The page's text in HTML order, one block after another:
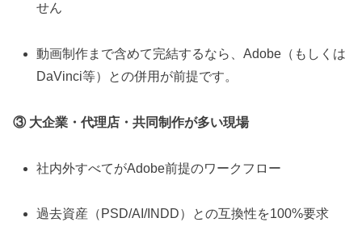
せん
動画制作まで含めて完結するなら、Adobe（もしくは
DaVinci等）との併用が前提です。
③ 大企業・代理店・共同制作が多い現場
社内外すべてがAdobe前提のワークフロー
過去資産（PSD/AI/INDD）との互換性を100%要求